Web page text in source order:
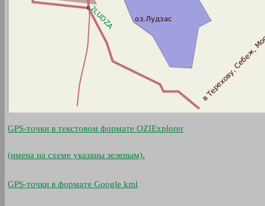
GPS-точки в текстовом формате OZIExplorer
(имена на схеме указаны зеленым).
GPS-точки в формате Google kml